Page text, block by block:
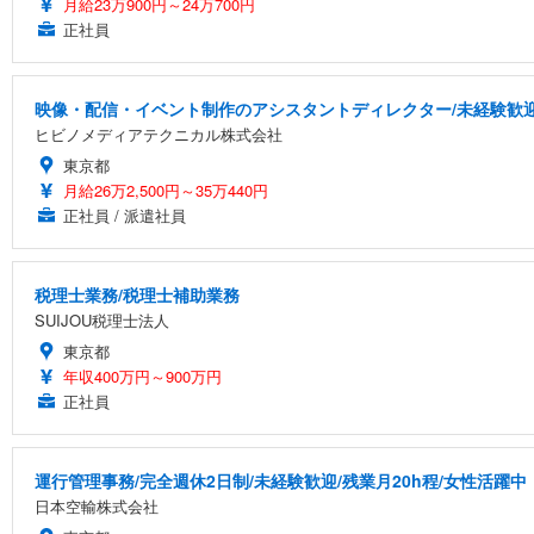
正社員
映像・配信・イベント制作のアシスタントディレクター/未経験歓
ヒビノメディアテクニカル株式会社
東京都
月給26万2,500円～35万440円
正社員 / 派遣社員
税理士業務/税理士補助業務
SUIJOU税理士法人
東京都
年収400万円～900万円
正社員
運行管理事務/完全週休2日制/未経験歓迎/残業月20h程/女性活躍中
日本空輸株式会社